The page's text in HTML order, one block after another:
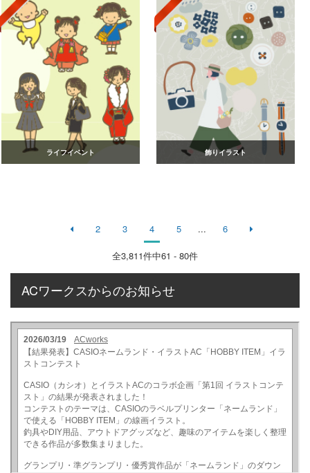
ライフイベント 飾りイラスト
2 3 4 5 ... 6
全3,811件中61 - 80件
ACワークスからのお知らせ